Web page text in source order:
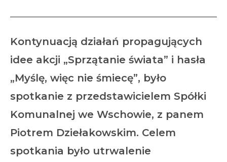
Kontynuacją działań propagujących
idee akcji „Sprzątanie świata” i hasła
„Myślę, więc nie śmiecę”, było
spotkanie z przedstawicielem Spółki
Komunalnej we Wschowie, z panem
Piotrem Dziełakowskim. Celem
spotkania było utrwalenie